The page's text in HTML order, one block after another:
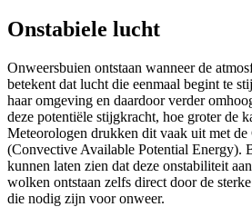
Onstabiele lucht
Onweersbuien ontstaan wanneer de
betekent dat lucht die eenmaal begint te
haar omgeving en daardoor verder
deze potentiële stijgkracht, hoe groter de
Meteorologen drukken dit vaak uit met
(Convective Available Potential Energy).
kunnen laten zien dat deze onstabiliteit
wolken ontstaan zelfs direct door de
die nodig zijn voor onweer.